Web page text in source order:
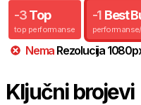
-3 Top
top performanse
-1 Best
Nema Rezolucija 1080
Ključni brojevi